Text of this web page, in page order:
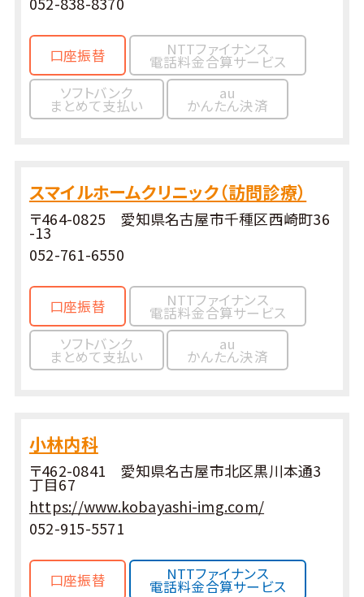
口座振替 NTTファイナンス
電話料金合算サービス
ソフトバンク
まとめて支払い
au
かんたん決済
スマイルホームクリニック（訪問診療）
〒464-0825 愛知県名古屋市千種区西崎町36
-13
052-761-6550
口座振替 NTTファイナンス
電話料金合算サービス
ソフトバンク
まとめて支払い
au
かんたん決済
小林内科
〒462-0841 愛知県名古屋市北区黒川本通3
丁目67
https://www.kobayashi-img.com/
052-915-5571
口座振替 NTTファイナンス
電話料金合算サービス